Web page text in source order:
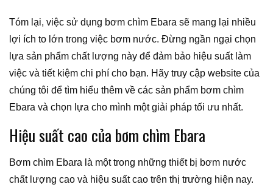
Tóm lại, việc sử dụng bơm chìm Ebara sẽ mang lại nhiều
lợi ích to lớn trong việc bơm nước. Đừng ngần ngại chọn
lựa sản phẩm chất lượng này để đảm bảo hiệu suất làm
việc và tiết kiệm chi phí cho bạn. Hãy truy cập website của
chúng tôi để tìm hiểu thêm về các sản phẩm bơm chìm
Ebara và chọn lựa cho mình một giải pháp tối ưu nhất.
Hiệu suất cao của bơm chìm Ebara
Bơm chìm Ebara là một trong những thiết bị bơm nước
chất lượng cao và hiệu suất cao trên thị trường hiện nay.